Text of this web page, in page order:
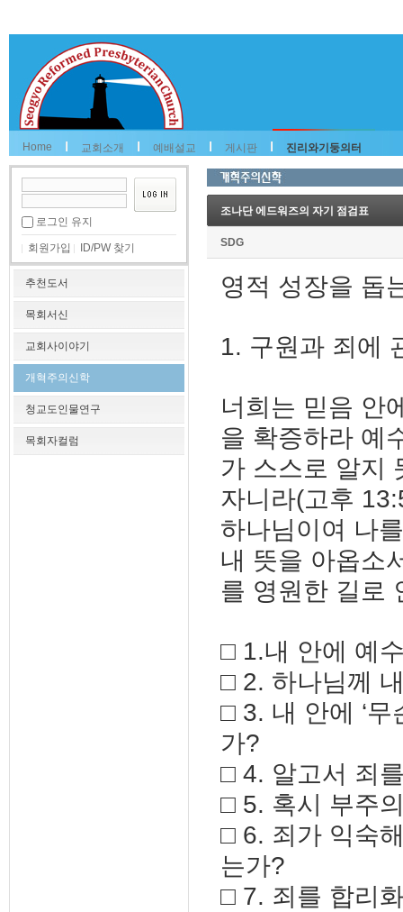
Home 교회소개 예배설교 게시판 진리와기둥의터
로그인 유지
회원가입 ID/PW 찾기
추천도서
목회서신
교회사이야기
개혁주의신학
청교도인물연구
목회자컬럼
조나단 에드워즈의 자기 점검표
SDG
영적 성장을 돕
1. 구원과 죄에
너희는 믿음 안
을 확증하라 예
가 스스로 알지
자니라(고후
하나님이여 나
내 뜻을 아옵소
를 영원한 길로
□ 1.내 안에 예
□ 2. 하나님께
□ 3. 내 안에 ‘
가?
□ 4. 알고서 죄
□ 5. 혹시 부주
□ 6. 죄가 익숙
는가?
□ 7. 죄를 합리